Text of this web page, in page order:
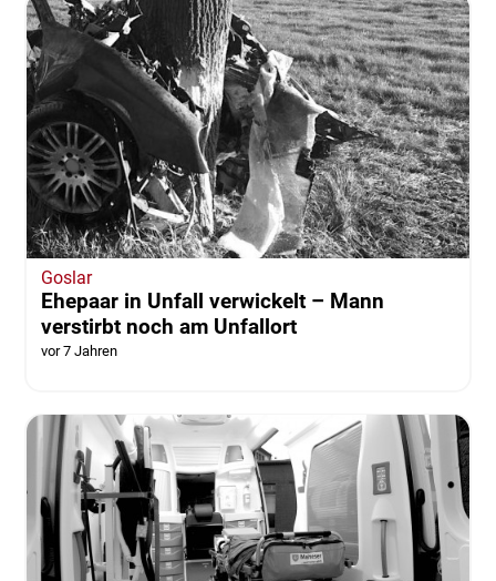
Goslar
Ehepaar in Unfall verwickelt – Mann
verstirbt noch am Unfallort
vor 7 Jahren